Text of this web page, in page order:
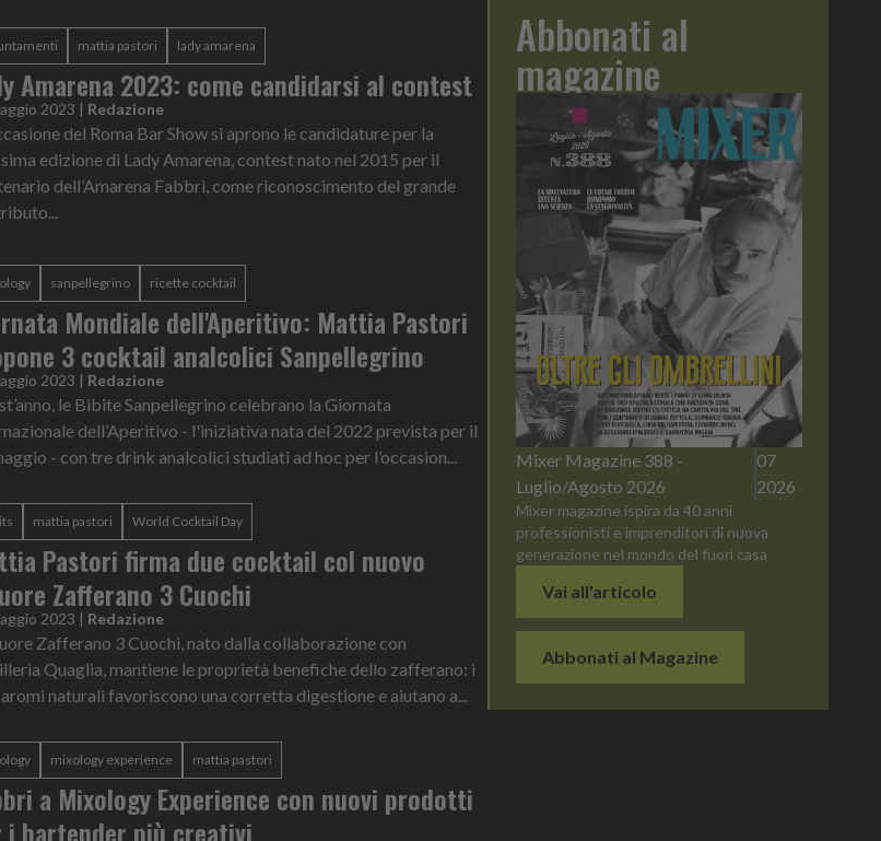
mattia pastori lady amarena
Amarena 2023: come candidarsi al contest
2023 | Redazione
del Roma Bar Show si aprono le candidature per la
edizione di Lady Amarena, contest nato nel 2015 per il
dell’Amarena Fabbri, come riconoscimento del grande
sanpellegrino ricette cocktail
Mondiale dell'Aperitivo: Mattia Pastori
3 cocktail analcolici Sanpellegrino
2023 | Redazione
le Bibite Sanpellegrino celebrano la Giornata
dell’Aperitivo - l'iniziativa nata del 2022 prevista per il
- con tre drink analcolici studiati ad hoc per l’occasion...
mattia pastori World Cocktail Day
Pastori firma due cocktail col nuovo
Zafferano 3 Cuochi
2023 | Redazione
Zafferano 3 Cuochi, nato dalla collaborazione con
Quaglia, mantiene le proprietà benefiche dello zafferano: i
naturali favoriscono una corretta digestione e aiutano a...
mixology experience mattia pastori
a Mixology Experience con nuovi prodotti
i bartender più creativi
Abbonati al
magazine
Mixer Magazine 388 -
Luglio/Agosto 2026
07
2026
Mixer magazine ispira da 40 anni
professionisti e imprenditori di nuova
generazione nel mondo del fuori casa
Vai all'articolo
Abbonati al Magazine